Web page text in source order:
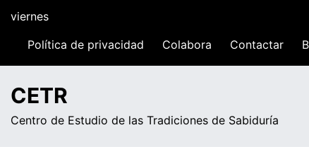
content
viernes
04:53Política de privacidad Colabora Contactar
CETR
Centro de Estudio de las Tradiciones de Sabiduría